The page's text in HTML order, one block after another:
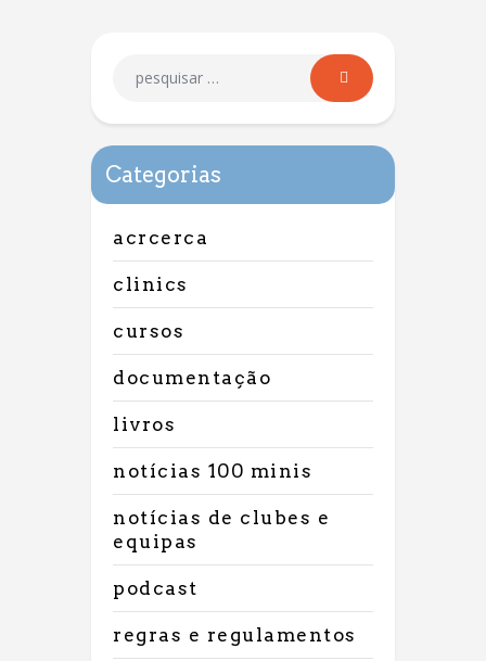
Categorias
acrcerca
clinics
cursos
documentação
livros
notícias 100 minis
notícias de clubes e
equipas
podcast
regras e regulamentos